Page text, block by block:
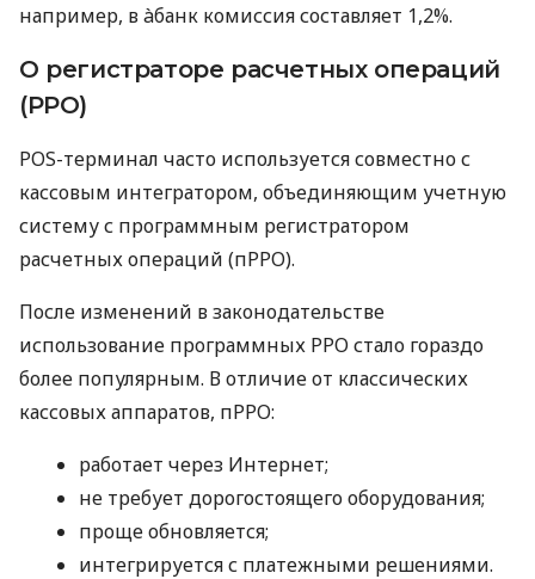
например, в àбанк комиссия составляет 1,2%.
О регистраторе расчетных операций
(РРО)
POS-терминал часто используется совместно с
кассовым интегратором, объединяющим учетную
систему с программным регистратором
расчетных операций (пРРО).
После изменений в законодательстве
использование программных РРО стало гораздо
более популярным. В отличие от классических
кассовых аппаратов, пРРО:
работает через Интернет;
не требует дорогостоящего оборудования;
проще обновляется;
интегрируется с платежными решениями.